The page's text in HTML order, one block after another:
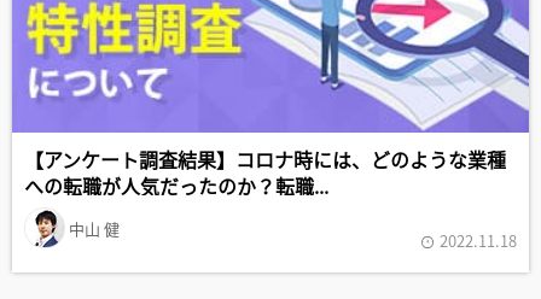
【アンケート調査結果】コロナ時には、どのような業種
への転職が人気だったのか？転職...
2022.11.18
中山 健